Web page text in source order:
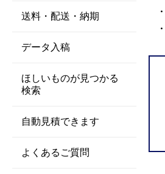
送料・配送・納期
データ入稿
ほしいものが見つかる
検索
自動見積できます
よくあるご質問